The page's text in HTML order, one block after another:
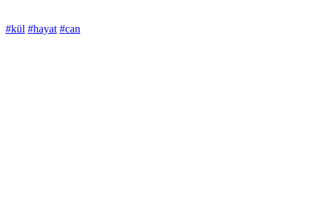
#kül #hayat #can